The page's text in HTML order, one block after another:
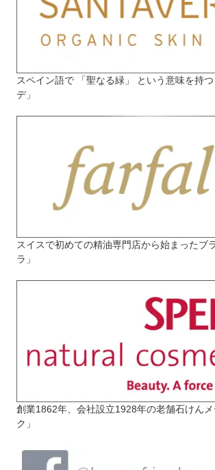
スペイン語で 「聖なる緑」 という意味を持
デ」
スイスで初めての精油専門店から始まったブ
ラ」
創業1862年、会社設立1928年の老舗石けん
ク」